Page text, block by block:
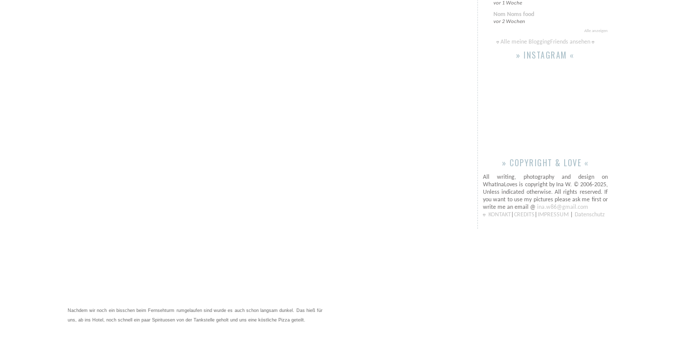
Nachdem wir noch ein bisschen beim Fernsehturm rumgelaufen sind wurde es auch schon langsam dunkel. Das hieß für
uns, ab ins Hotel, noch schnell ein paar Spirituosen von der Tankstelle geholt und uns eine köstliche Pizza geteilt.
vor 1 Woche
Nom Noms food
vor 2 Wochen
Alle anzeigen
Alle meine BloggingFriends ansehen
» INSTAGRAM «
» COPYRIGHT & LOVE «
All writing, photography and design on
WhatInaLoves is copyright by Ina W. © 2006-2025,
Unless indicated otherwise. All rights reserved. If
you want to use my pictures please ask me first or
write me an email @ ina.w86@gmail.com
KONTAKT CREDITS IMPRESSUM Datenschutz